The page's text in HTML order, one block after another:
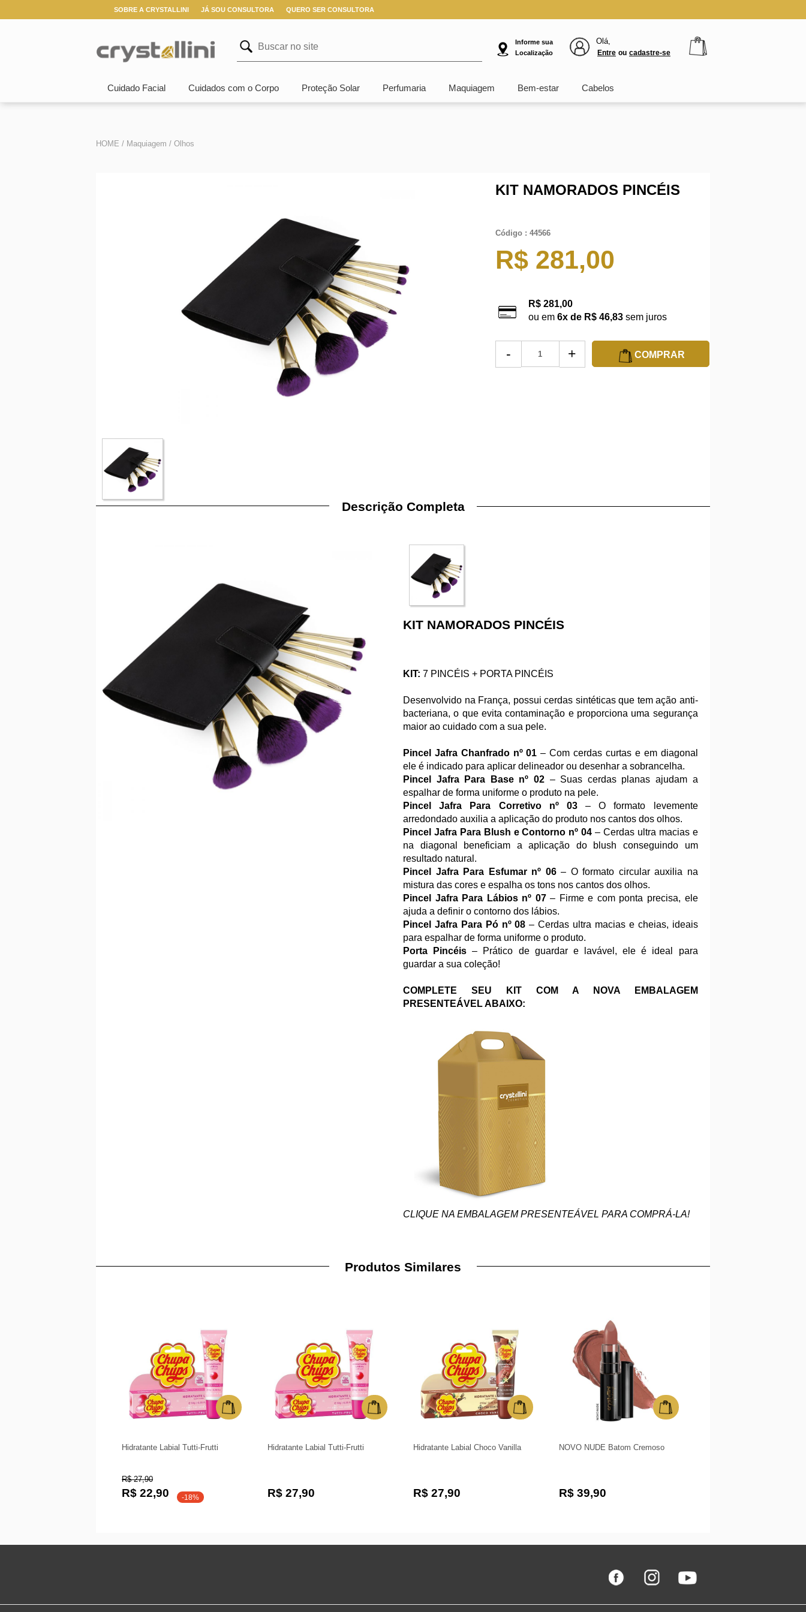
SOBRE A CRYSTALLINI JÁ SOU CONSULTORA QUERO SER CONSULTORA
Olá,
Entre ou cadastre-se
Informe sua
Localização
Cuidado Facial Cuidados com o Corpo Proteção Solar Perfumaria Maquiagem Bem-estar Cabelos
HOME / Maquiagem / Olhos
KIT NAMORADOS PINCÉIS
Código : 44566
R$ 281,00
R$ 281,00
ou em 6x de R$ 46,83sem juros
- + COMPRAR
Descrição Completa
KIT NAMORADOS PINCÉIS
KIT: 7 PINCÉIS + PORTA PINCÉIS
Desenvolvido na França, possui cerdas sintéticas que tem ação anti-
bacteriana, o que evita contaminação e proporciona uma segurança
maior ao cuidado com a sua pele.
Pincel Jafra Chanfrado nº 01 – Com cerdas curtas e em diagonal
ele é indicado para aplicar delineador ou desenhar a sobrancelha.
Pincel Jafra Para Base nº 02– Suas cerdas planas ajudam a
espalhar de forma uniforme o produto na pele.
Pincel Jafra Para Corretivo nº 03– O formato levemente
arredondado auxilia a aplicação do produto nos cantos dos olhos.
Pincel Jafra Para Blush e Contorno nº 04 – Cerdas ultra macias e
na diagonal beneficiam a aplicação do blush conseguindo um
resultado natural.
Pincel Jafra Para Esfumar nº 06– O formato circular auxilia na
mistura das cores e espalha os tons nos cantos dos olhos.
Pincel Jafra Para Lábios nº 07– Firme e com ponta precisa, ele
ajuda a definir o contorno dos lábios.
Pincel Jafra Para Pó nº 08 – Cerdas ultra macias e cheias, ideais
para espalhar de forma uniforme o produto.
Porta Pincéis – Prático de guardar e lavável, ele é ideal para
guardar a sua coleção!
COMPLETE SEU KIT COM A NOVA EMBALAGEM
PRESENTEÁVEL ABAIXO:
CLIQUE NA EMBALAGEM PRESENTEÁVEL PARA COMPRÁ-LA!
Produtos Similares
Hidratante Labial Tutti-Frutti
-18%
R$ 27,90
R$ 22,90
Hidratante Labial Tutti-Frutti
R$ 27,90
Hidratante Labial Choco Vanilla
R$ 27,90
NOVO NUDE Batom Cremoso
R$ 39,90